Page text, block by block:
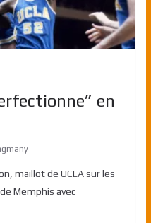
en
maillot de UCLA sur les
Memphis avec